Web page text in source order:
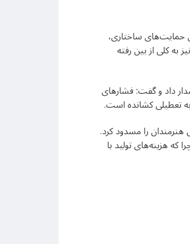
حمایت‌های ساختاری،
به کلی از بین رفته
داد و گفت: فشارهای
به تعطیلی کشانده است.
را مسدود کرد.
هزینه‌های تولید با